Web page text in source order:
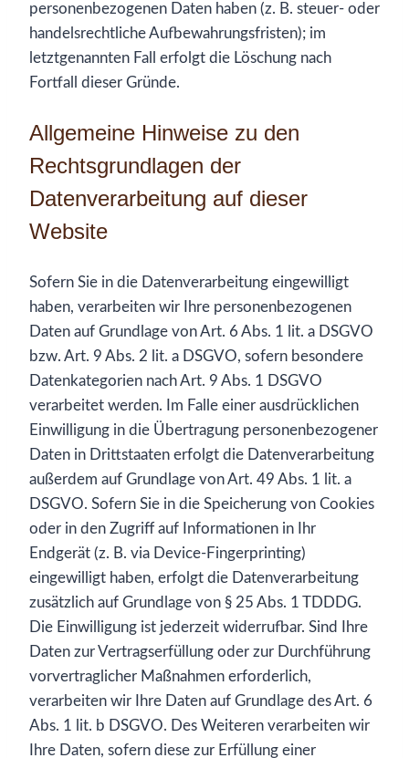
personenbezogenen Daten haben (z. B. steuer- oder
handelsrechtliche Aufbewahrungsfristen); im
letztgenannten Fall erfolgt die Löschung nach
Fortfall dieser Gründe.
Allgemeine Hinweise zu den
Rechtsgrundlagen der
Datenverarbeitung auf dieser
Website
Sofern Sie in die Datenverarbeitung eingewilligt
haben, verarbeiten wir Ihre personenbezogenen
Daten auf Grundlage von Art. 6 Abs. 1 lit. a DSGVO
bzw. Art. 9 Abs. 2 lit. a DSGVO, sofern besondere
Datenkategorien nach Art. 9 Abs. 1 DSGVO
verarbeitet werden. Im Falle einer ausdrücklichen
Einwilligung in die Übertragung personenbezogener
Daten in Drittstaaten erfolgt die Datenverarbeitung
außerdem auf Grundlage von Art. 49 Abs. 1 lit. a
DSGVO. Sofern Sie in die Speicherung von Cookies
oder in den Zugriff auf Informationen in Ihr
Endgerät (z. B. via Device-Fingerprinting)
eingewilligt haben, erfolgt die Datenverarbeitung
zusätzlich auf Grundlage von § 25 Abs. 1 TDDDG.
Die Einwilligung ist jederzeit widerrufbar. Sind Ihre
Daten zur Vertragserfüllung oder zur Durchführung
vorvertraglicher Maßnahmen erforderlich,
verarbeiten wir Ihre Daten auf Grundlage des Art. 6
Abs. 1 lit. b DSGVO. Des Weiteren verarbeiten wir
Ihre Daten, sofern diese zur Erfüllung einer